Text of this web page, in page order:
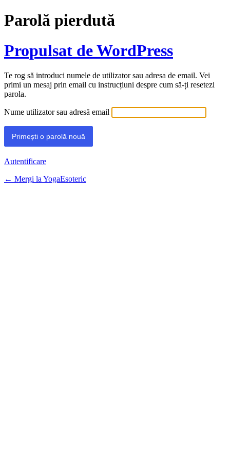
Parolă pierdută
Propulsat de WordPress
Te rog să introduci numele de utilizator sau adresa de email. Vei
primi un mesaj prin email cu instrucțiuni despre cum să-ți resetezi
parola.
Nume utilizator sau adresă email
Autentificare
← Mergi la YogaEsoteric